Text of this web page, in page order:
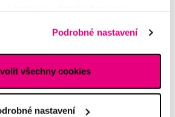
Podrobné nastavení
všechny cookies
nastavení